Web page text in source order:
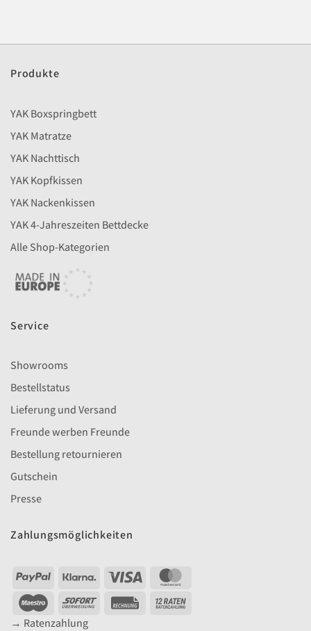
Produkte
YAK Boxspringbett
YAK Matratze
YAK Nachttisch
YAK Kopfkissen
YAK Nackenkissen
YAK 4-Jahreszeiten Bettdecke
Alle Shop-Kategorien
Service
Showrooms
Bestellstatus
Lieferung und Versand
Freunde werben Freunde
Bestellung retournieren
Gutschein
Presse
Zahlungsmöglichkeiten
PayPal Klarna Visa
Maestro Sofort Rechung
→ Ratenzahlung